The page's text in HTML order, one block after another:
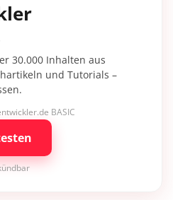
30.000 Inhalten aus
und Tutorials –
BASIC